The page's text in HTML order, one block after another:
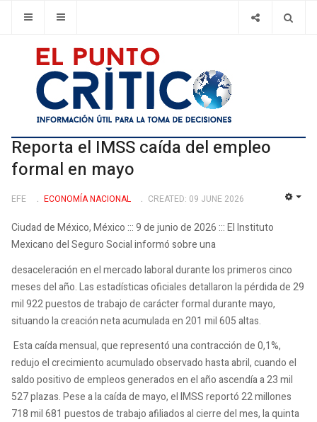
Reporta el IMSS caída del empleo
formal en mayo
EFE ECONOMÍ­A NACIONAL CREATED: 09 JUNE 2026
Ciudad de México, México ::: 9 de junio de 2026 ::: El Instituto
Mexicano del Seguro Social informó sobre una
desaceleración en el mercado laboral durante los primeros cinco
meses del año. Las estadísticas oficiales detallaron la pérdida de 29
mil 922 puestos de trabajo de carácter formal durante mayo,
situando la creación neta acumulada en 201 mil 605 altas.
Esta caída mensual, que representó una contracción de 0,1%,
redujo el crecimiento acumulado observado hasta abril, cuando el
saldo positivo de empleos generados en el año ascendía a 23 mil
527 plazas. Pese a la caída de mayo, el IMSS reportó 22 millones
718 mil 681 puestos de trabajo afiliados al cierre del mes, la quinta